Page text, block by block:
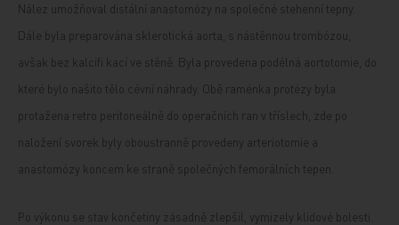
Nález umožňoval distální anastomózy na společné stehenní tepny.
Dále byla preparována sklerotická aorta, s nástěnnou trombózou,
avšak bez kalcifi kací ve stěně. Byla provedena podélná aortotomie, do
které bylo našito tělo cévní náhrady. Obě raménka protézy byla
protažena retro peritoneálně do operačních ran v tříslech, zde po
naložení svorek byly oboustranně provedeny arteriotomie a
anastomózy koncem ke straně společných femorálních tepen.
Po výkonu se stav končetiny zásadně zlepšil, vymizely klidové bolesti.